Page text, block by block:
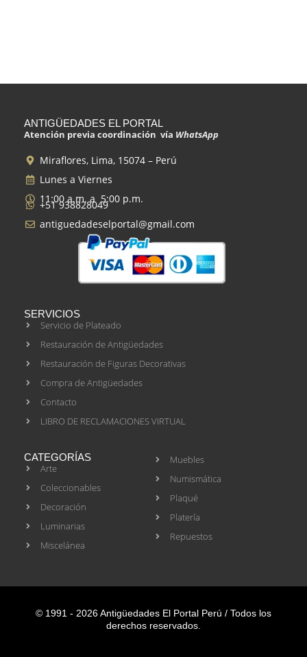
ANTIGÜEDADES EL PORTAL
Atención previa coordinación vía WhatsApp
Miraflores, Lima, 15074 – Perú
Lunes a Viernes
11:00 a.m. a 5:00 p.m.
+51 938828049
antiguedadeselportal@gmail.com
SERVICIOS
Servicio de Plateado
Restauración de Antigüedades
Restauración de Figuras Decorativas
Compra de Antigüedades
Contacto
LIBRO DE RECLAMACIONES VIRTUAL
CATEGORÍAS
Arte
Coleccionables
Decoración
Luminarias
Miscelánea
Muebles
Numismática
Plaqué
Platería
Repuestos
© 1991 - 2026 Antigüedades El Portal Perú / Todos los
derechos reservados.